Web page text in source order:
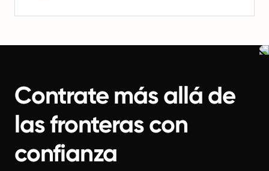
Contrate más allá de
las fronteras con
confianza